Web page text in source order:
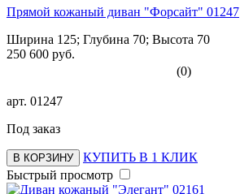
Прямой кожаный диван "Форсайт" 01247
Ширина 125; Глубина 70; Высота 70
250 600 руб.
(0)
арт. 01247
Под заказ
В КОРЗИНУ
КУПИТЬ В 1 КЛИК
Быстрый просмотр